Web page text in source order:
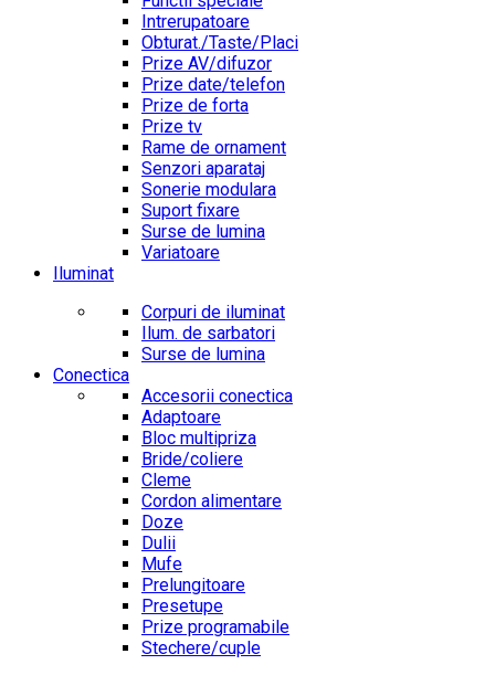
Intrerupatoare
Obturat./Taste/Placi
Prize AV/difuzor
Prize date/telefon
Prize de forta
Prize tv
Rame de ornament
Senzori aparataj
Sonerie modulara
Suport fixare
Surse de lumina
Variatoare
Iluminat
Corpuri de iluminat
Ilum. de sarbatori
Surse de lumina
Conectica
Accesorii conectica
Adaptoare
Bloc multipriza
Bride/coliere
Cleme
Cordon alimentare
Doze
Dulii
Mufe
Prelungitoare
Presetupe
Prize programabile
Stechere/cuple